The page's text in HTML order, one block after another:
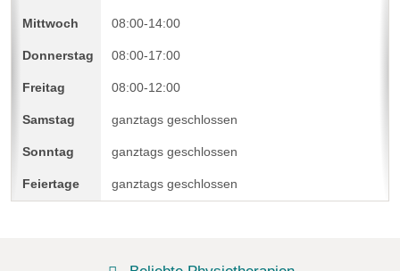
08:00-14:00
08:00-17:00
08:00-12:00
ganztags geschlossen
ganztags geschlossen
ganztags geschlossen